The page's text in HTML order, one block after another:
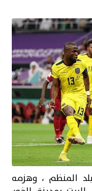
المنظم ، وهزمه